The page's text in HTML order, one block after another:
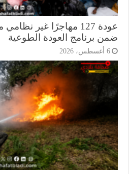
عودة 127 مهاجرًا غير نظامي
برنامج العودة الطوعية